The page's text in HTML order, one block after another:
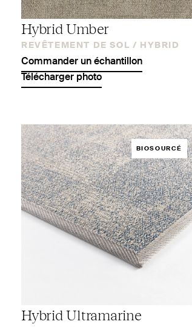
Hybrid Umber
REVÊTEMENT DE SOL / HYBRID
Commander un échantillon
Télécharger photo
BIOSOURCÉ
Hybrid Ultramarine